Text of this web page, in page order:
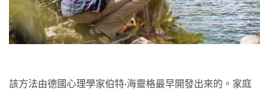
該方法由德國心理學家伯特·海靈格最早開發出來的。家庭